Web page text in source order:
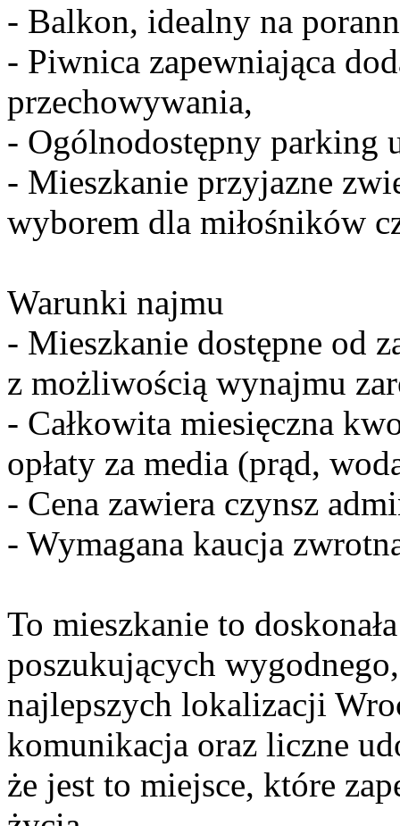
- Balkon, idealny na
- Piwnica zapewniająca
przechowywania,
- Ogólnodostępny parking
- Mieszkanie przyjazne
wyborem dla miłośników
Warunki najmu
- Mieszkanie dostępne od
z możliwością wynajmu
- Całkowita miesięczna
opłaty za media (prąd,
- Cena zawiera czynsz
- Wymagana kaucja
To mieszkanie to
poszukujących
najlepszych lokalizacji
komunikacja oraz liczne
że jest to miejsce, które